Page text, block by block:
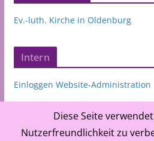
Ev.-luth. Kirche in Oldenburg
Intern
Einloggen Website-Administration
Diese Seite
Nutzerfreundlichkeit zu